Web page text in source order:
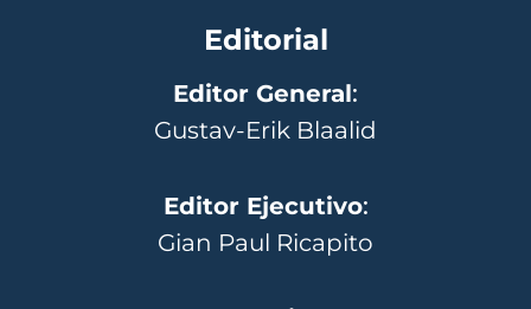
Editorial
Editor General:
Gustav-Erik Blaalid
Editor Ejecutivo:
Gian Paul Ricapito